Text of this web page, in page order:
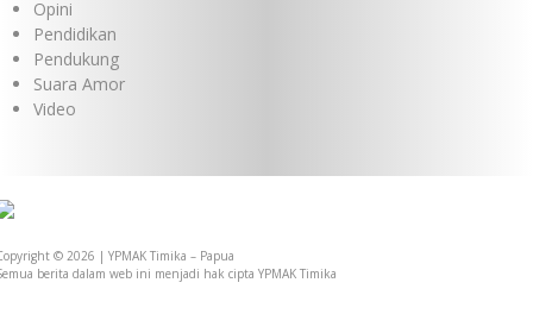
Opini
Pendidikan
Pendukung
Suara Amor
Video
© 2026 | YPMAK Timika – Papua
berita dalam web ini menjadi hak cipta YPMAK Timika